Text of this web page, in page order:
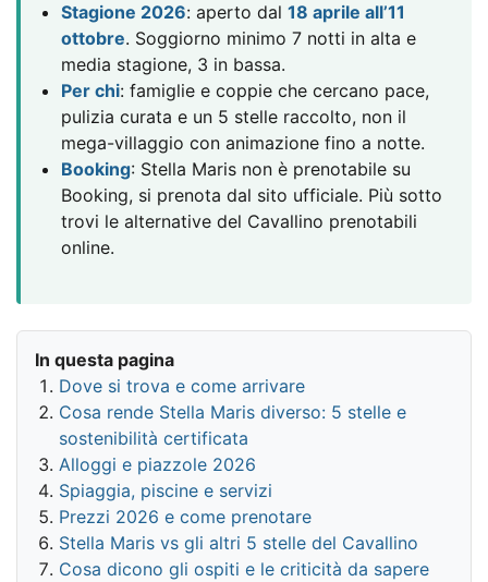
Stagione 2026: aperto dal 18 aprile all’11
ottobre. Soggiorno minimo 7 notti in alta e
media stagione, 3 in bassa.
Per chi: famiglie e coppie che cercano pace,
pulizia curata e un 5 stelle raccolto, non il
mega-villaggio con animazione fino a notte.
Booking: Stella Maris non è prenotabile su
Booking, si prenota dal sito ufficiale. Più sotto
trovi le alternative del Cavallino prenotabili
online.
In questa pagina
Dove si trova e come arrivare
Cosa rende Stella Maris diverso: 5 stelle e
sostenibilità certificata
Alloggi e piazzole 2026
Spiaggia, piscine e servizi
Prezzi 2026 e come prenotare
Stella Maris vs gli altri 5 stelle del Cavallino
Cosa dicono gli ospiti e le criticità da sapere